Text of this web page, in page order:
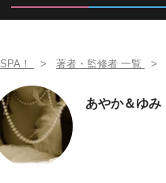
！ 著者・監修者 一覧
あやか＆ゆみ